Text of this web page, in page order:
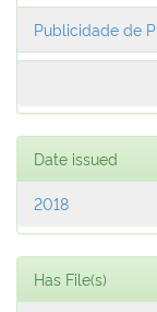
Publicidade de
Date issued
2018
Has File(s)